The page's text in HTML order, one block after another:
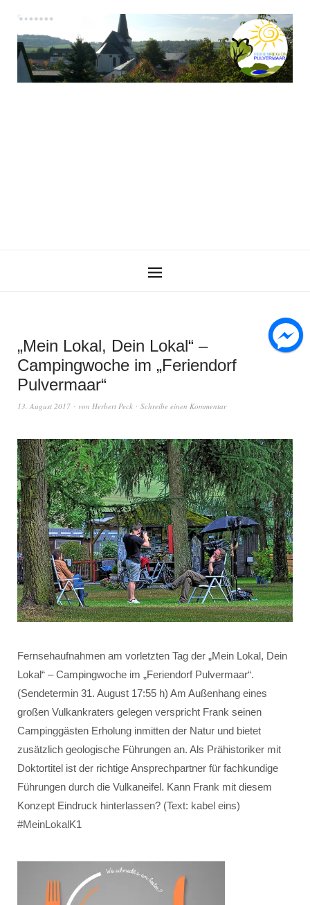
„Mein Lokal, Dein Lokal“ –
Campingwoche im „Feriendorf
Pulvermaar“
13. August 2017 von Herbert Peck Schreibe einen Kommentar
Fernsehaufnahmen am vorletzten Tag der „Mein Lokal, Dein
Lokal“ – Campingwoche im „Feriendorf Pulvermaar“.
(Sendetermin 31. August 17:55 h) Am Außenhang eines
großen Vulkankraters gelegen verspricht Frank seinen
Campinggästen Erholung inmitten der Natur und bietet
zusätzlich geologische Führungen an. Als Prähistoriker mit
Doktortitel ist der richtige Ansprechpartner für fachkundige
Führungen durch die Vulkaneifel. Kann Frank mit diesem
Konzept Eindruck hinterlassen? (Text: kabel eins)
#MeinLokalK1